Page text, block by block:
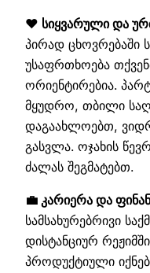
❤️ სიყვარული და
პირად ცხოვრებაში
უსაფრთხოება
ორიენტირებია.
მყუდრო, თბილი
დაგაახლოებთ,
გასვლა. ოჯახის
ძალას შეგმატებთ.
💼 კარიერა და
სამსახურებრივი
დისტანციურ
პროდუქტიული